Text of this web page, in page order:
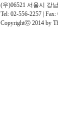
(우)06521 서울시 강
Tel: 02-556-2257 | Fax:
Copyrightⓒ 2014 by